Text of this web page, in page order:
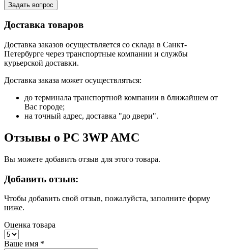
Задать вопрос
Доставка товаров
Доставка заказов осуществляется со склада в Санкт-
Петербурге через транспортные компании и службы
курьерской доставки.
Доставка заказа может осуществляться:
до терминала транспортной компании в ближайшем от
Вас городе;
на точный адрес, доставка "до двери".
Отзывы о PC 3WP AMC
Вы можете добавить отзыв для этого товара.
Добавить отзыв:
Чтобы добавить свой отзыв, пожалуйста, заполните форму
ниже.
Оценка товара
Ваше имя *